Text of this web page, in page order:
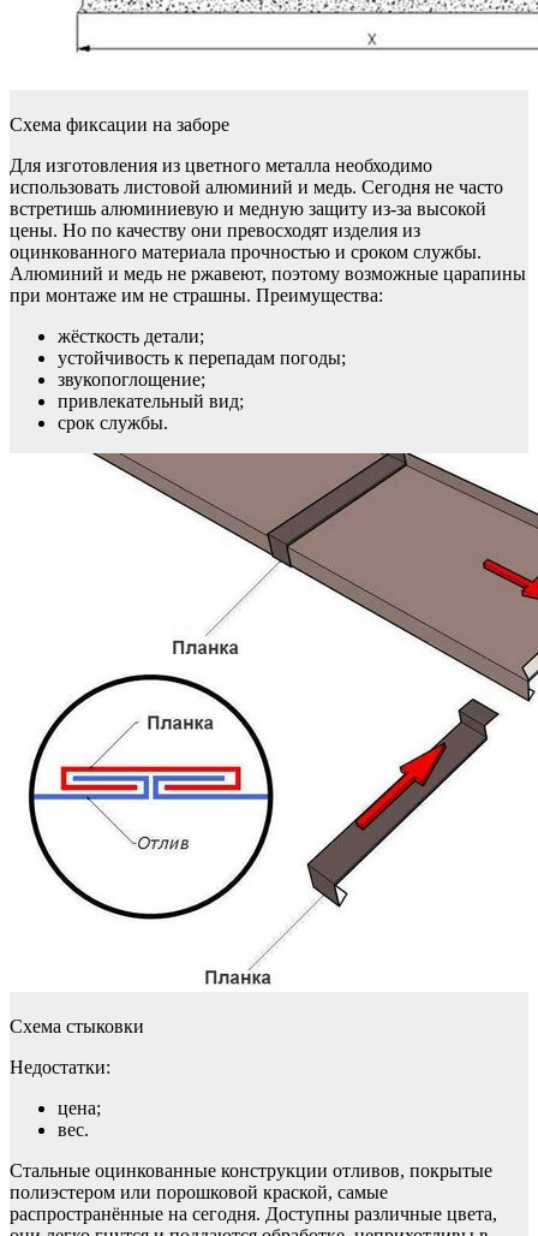
Схема фиксации на заборе
Для изготовления из цветного металла необходимо
использовать листовой алюминий и медь. Сегодня не часто
встретишь алюминиевую и медную защиту из-за высокой
цены. Но по качеству они превосходят изделия из
оцинкованного материала прочностью и сроком службы.
Алюминий и медь не ржавеют, поэтому возможные царапины
при монтаже им не страшны. Преимущества:
жёсткость детали;
устойчивость к перепадам погоды;
звукопоглощение;
привлекательный вид;
срок службы.
Схема стыковки
Недостатки:
цена;
вес.
Стальные оцинкованные конструкции отливов, покрытые
полиэстером или порошковой краской, самые
распространённые на сегодня. Доступны различные цвета,